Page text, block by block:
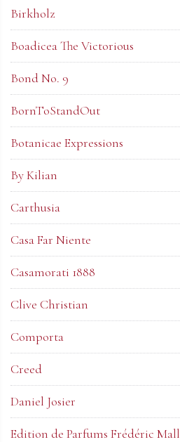
Birkholz
Boadicea The Victorious
Bond No. 9
BornToStandOut
Botanicae Expressions
By Kilian
Carthusia
Casa Far Niente
Casamorati 1888
Clive Christian
Comporta
Creed
Daniel Josier
Edition de Parfums Frédéric